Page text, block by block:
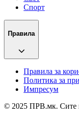
Спорт
Правила
Правила за
Политика за
Импресум
© 2025 ПРВ.мк. Сите